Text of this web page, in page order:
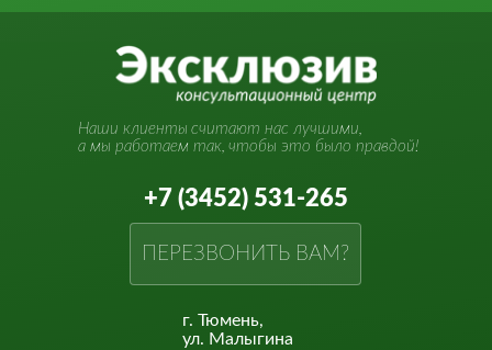
Наши клиенты считают нас лучшими,
а мы работаем так, чтобы это было правдой!
+7 (3452) 531-265
ПЕРЕЗВОНИТЬ ВАМ?
г. Тюмень,
ул. Малыгина